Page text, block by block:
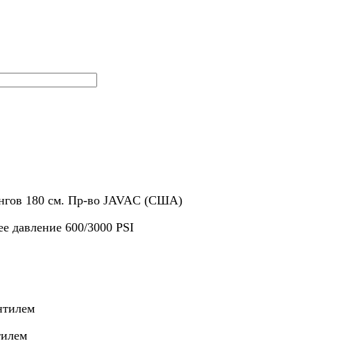
180 см. Пр-во JAVAC (США)
давление 600/3000 PSI